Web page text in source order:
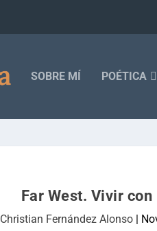
SOBRE MÍ POÉTICA
Far West. Vivir
Christian Fernández Alonso |